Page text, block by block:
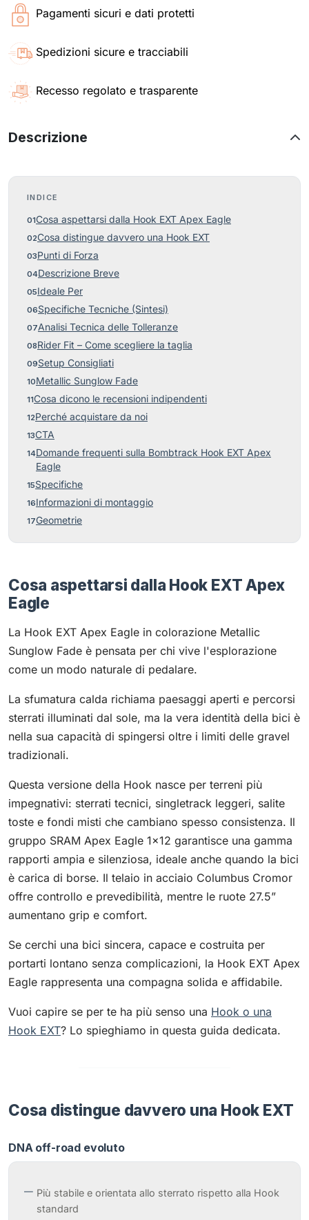
Pagamenti sicuri e dati protetti
Spedizioni sicure e tracciabili
Recesso regolato e trasparente
Descrizione
INDICE
Cosa aspettarsi dalla Hook EXT Apex Eagle
Cosa distingue davvero una Hook EXT
Punti di Forza
Descrizione Breve
Ideale Per
Specifiche Tecniche (Sintesi)
Analisi Tecnica delle Tolleranze
Rider Fit – Come scegliere la taglia
Setup Consigliati
Metallic Sunglow Fade
Cosa dicono le recensioni indipendenti
Perché acquistare da noi
CTA
Domande frequenti sulla Bombtrack Hook EXT Apex
Eagle
Specifiche
Informazioni di montaggio
Geometrie
Cosa aspettarsi dalla Hook EXT Apex
Eagle
La Hook EXT Apex Eagle in colorazione Metallic
Sunglow Fade è pensata per chi vive l'esplorazione
come un modo naturale di pedalare.
La sfumatura calda richiama paesaggi aperti e percorsi
sterrati illuminati dal sole, ma la vera identità della bici è
nella sua capacità di spingersi oltre i limiti delle gravel
tradizionali.
Questa versione della Hook nasce per terreni più
impegnativi: sterrati tecnici, singletrack leggeri, salite
toste e fondi misti che cambiano spesso consistenza. Il
gruppo SRAM Apex Eagle 1×12 garantisce una gamma
rapporti ampia e silenziosa, ideale anche quando la bici
è carica di borse. Il telaio in acciaio Columbus Cromor
offre controllo e prevedibilità, mentre le ruote 27.5”
aumentano grip e comfort.
Se cerchi una bici sincera, capace e costruita per
portarti lontano senza complicazioni, la Hook EXT Apex
Eagle rappresenta una compagna solida e affidabile.
Vuoi capire se per te ha più senso una Hook o una
Hook EXT? Lo spieghiamo in questa guida dedicata.
Cosa distingue davvero una Hook EXT
DNA off-road evoluto
Più stabile e orientata allo sterrato rispetto alla Hook
standard